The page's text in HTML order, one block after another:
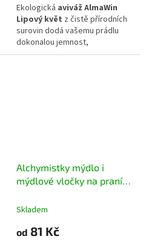
Ekologická aviváž AlmaWin
Lipový květ z čistě přírodních
surovin dodá vašemu prádlu
dokonalou jemnost,
nadýchanost a podmanivou vůni
maximálně ohleduplná k citlivé
pokožce i životnímu prostředí.
Alchymistky mýdlo i
mýdlové vločky na praní
sodným máta peprná
Skladem
od 81 Kč